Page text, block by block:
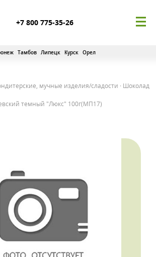
+7 800 775-35-26
Тамбов Липецк Курск Орел
мучные изделия/сладости · Шоколад
темный "Люкс" 100г(МП17)